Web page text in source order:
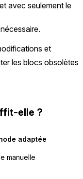
avec seulement le
et
les blocs obsolètes
elle ?
adaptée
manuelle